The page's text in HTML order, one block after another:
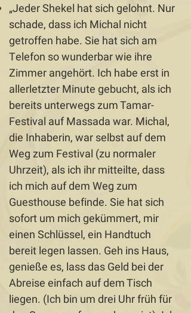
„Jeder Shekel hat sich gelohnt. Nur
schade, dass ich Michal nicht
getroffen habe. Sie hat sich am
Telefon so wunderbar wie ihre
Zimmer angehört. Ich habe erst in
allerletzter Minute gebucht, als ich
bereits unterwegs zum Tamar-
Festival auf Massada war. Michal,
die Inhaberin, war selbst auf dem
Weg zum Festival (zu normaler
Uhrzeit), als ich ihr mitteilte, dass
ich mich auf dem Weg zum
Guesthouse befinde. Sie hat sich
sofort um mich gekümmert, mir
einen Schlüssel, ein Handtuch
bereit legen lassen. Geh ins Haus,
genieße es, lass das Geld bei der
Abreise einfach auf dem Tisch
liegen. (Ich bin um drei Uhr früh für